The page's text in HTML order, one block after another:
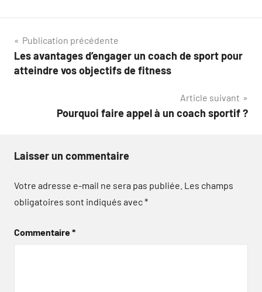
Navigation
de
Publication précédente
Les avantages d’engager un coach de sport pour
atteindre vos objectifs de fitness
Article suivant
Pourquoi faire appel à un coach sportif ?
Laisser un commentaire
Votre adresse e-mail ne sera pas publiée. Les champs
obligatoires sont indiqués avec*
Commentaire*